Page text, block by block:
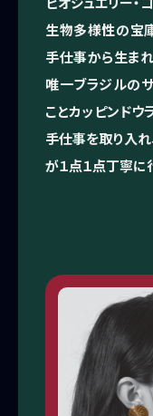
ビオジュエリー・
生物多様性の宝
手仕事から生ま
唯一ブラジルの
ことカッピンドウ
手仕事を取り入
が１点１点丁寧に